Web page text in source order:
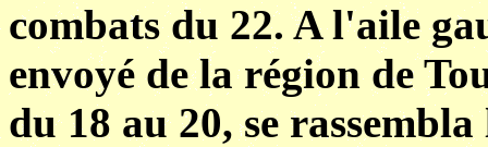
combats du 22. A l'aile
envoyé de la région de
du 18 au 20, se